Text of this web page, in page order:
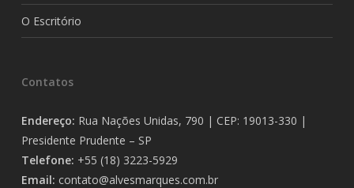
O Escritório
Contatos
Endereço: Rua Nações Unidas, 790 | CEP: 19013-330 |
Presidente Prudente – SP
Telefone: +55 (18) 3223-5929
Email: contato@alvesmarques.com.br